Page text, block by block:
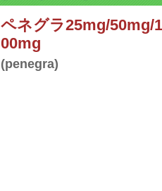
ペネグラ25mg/50mg/1
00mg
(penegra)